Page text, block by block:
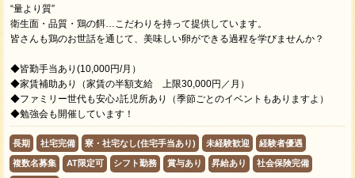
“量より質”
衛生面・品質・鶏の餌…こだわりを持って提供しています。
皆さんも鶏のお世話を通じて、美味しい卵ができる過程を学びませんか？
◆皆勤手当あり(10,000円/月）
◆家賃補助あり（家賃の半額支給 上限30,000円／月）
◆ファミリー世代も安心♪託児所あり（季節ごとのイベントもありますよ）
◆勉強会も開催しています！
長期 社宅完備 寮・社宅なし(住宅手当あり) 未経験歓迎 経験者優遇
複数名募集 AT限定可 シフト勤務 賞与あり 昇給あり 社会保険完備